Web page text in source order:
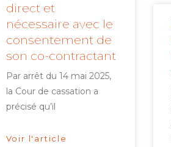
direct et
nécessaire avec le
consentement de
son co-contractant
Par arrêt du 14 mai 2025,
la Cour de cassation a
précisé qu’il
Voir l'article